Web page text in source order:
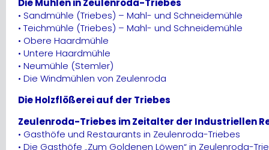
Die Mühlen in Zeulenroda-Triebes
• Sandmühle (Triebes) – Mahl- und Schneidemühle
• Teichmühle (Triebes) – Mahl- und Schneidemühle
• Obere Haardmühle
• Untere Haardmühle
• Neumühle (Stemler)
• Die Windmühlen von Zeulenroda
Die Holzflößerei auf der Triebes
Zeulenroda-Triebes im Zeitalter der Industriellen
• Gasthöfe und Restaurants in Zeulenroda-Triebes
• Die Gasthöfe „Zum Goldenen Löwen“ in Zeulenroda-